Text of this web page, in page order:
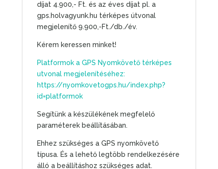
díjat 4.900,- Ft. és az éves díjat pl. a
gps.holvagyunk.hu térképes útvonal
megjelenítő 9.900,-Ft./db./év.
Kérem keressen minket!
Platformok a GPS Nyomkövető térképes
utvonal megjelenítéséhez:
https://nyomkovetogps.hu/index.php?
id=platformok
Segítünk a készülékének megfelelő
paraméterek beállításában.
Ehhez szükséges a GPS nyomkövető
típusa. És a lehető legtöbb rendelkezésére
álló a beállításhoz szükséges adat.